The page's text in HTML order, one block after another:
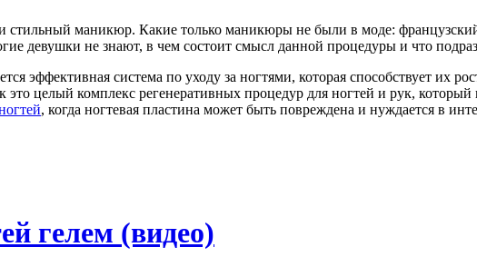
стильный маникюр. Какие только маникюры не были в моде:
девушки не знают, в чем состоит смысл данной процедуры и что
эффективная система по уходу за ногтями, которая способствует их
это целый комплекс регенеративных процедур для ногтей и рук,
, когда ногтевая пластина может быть повреждена и нуждается в
гелем (видео)